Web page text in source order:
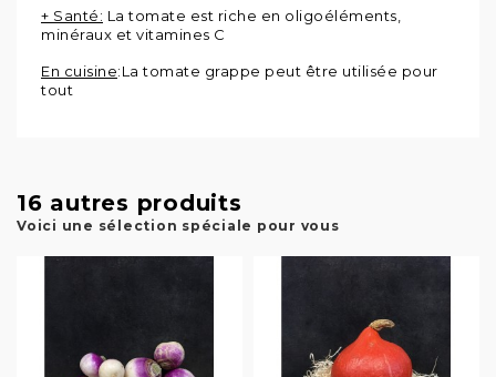
+ Santé: La tomate est riche en oligoéléments,
minéraux et vitamines C
En cuisine:La tomate grappe peut être utilisée pour
tout
16 autres produits
Voici une sélection spéciale pour vous